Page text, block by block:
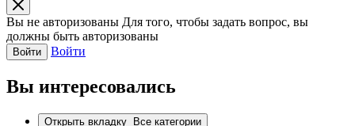
Вы не авторизованы Для того, чтобы задать вопрос, вы
должны быть авторизованы
Войти Войти
Вы интересовались
Открыть вкладку
Все категории